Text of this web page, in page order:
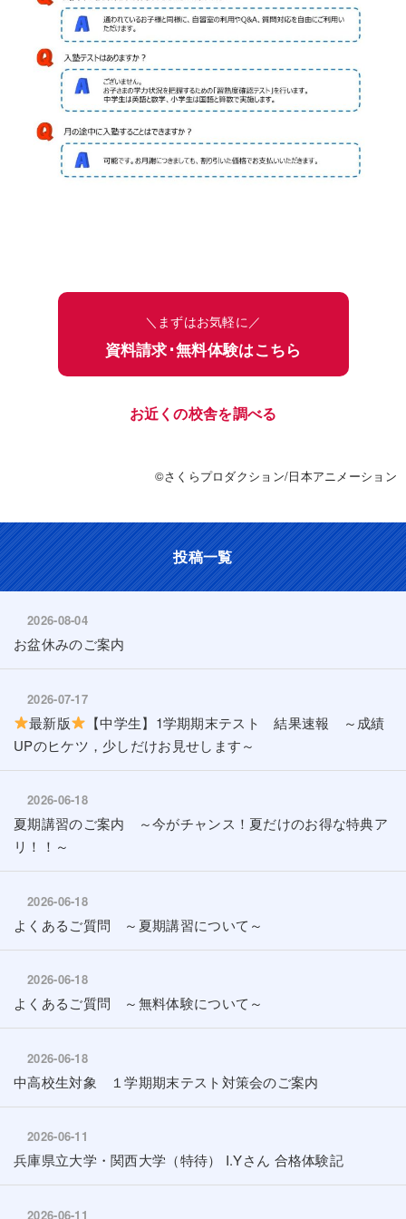
＼まずはお気軽に／
資料請求･無料体験はこちら
お近くの校舎を調べる
©さくらプロダクション/日本アニメーション
投稿一覧
2026-08-04
お盆休みのご案内
2026-07-17
最新版
【中学生】1学期期末テスト 結果速報 ～成績
UPのヒケツ，少しだけお見せします～
2026-06-18
夏期講習のご案内 ～今がチャンス！夏だけのお得な特典ア
リ！！～
2026-06-18
よくあるご質問 ～夏期講習について～
2026-06-18
よくあるご質問 ～無料体験について～
2026-06-18
中高校生対象 １学期期末テスト対策会のご案内
2026-06-11
兵庫県立大学・関西大学（特待） I.Yさん 合格体験記
2026-06-11